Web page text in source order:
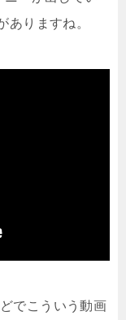
ありますね。
でこういう動画